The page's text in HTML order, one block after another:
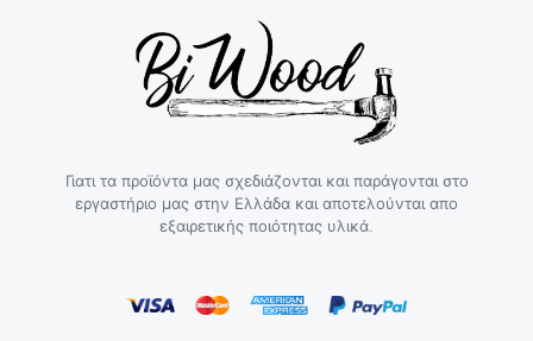
Γιατι τα προϊόντα μας σχεδιάζονται και παράγονται στο
εργαστήριο μας στην Ελλάδα και αποτελούνται απο
εξαιρετικής ποιότητας υλικά.